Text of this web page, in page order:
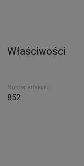
Właściwości
Numer artykułu
852